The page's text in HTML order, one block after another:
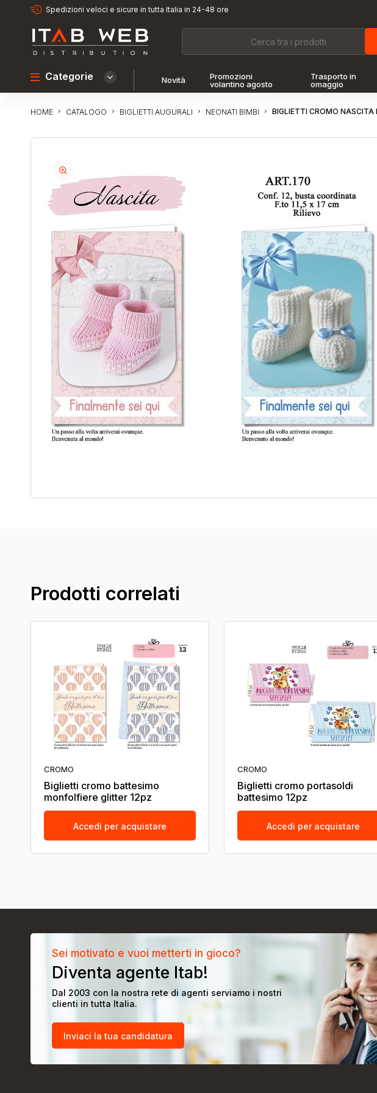
Spedizioni veloci e sicure in tutta Italia in 24-48 ore
Categorie Novità
Promozioni
volantino agosto
Trasporto in
omaggio
HOME CATALOGO BIGLIETTI AUGURALI NEONATI BIMBI BIGLIETTI CROMO NASCITA
Prodotti correlati
CROMO
Biglietti cromo battesimo
monfolfiere glitter 12pz
Accedi per acquistare
CROMO
Biglietti cromo portasoldi
battesimo 12pz
Accedi per acquistare
Sei motivato e vuoi metterti in gioco?
Diventa agente Itab!
Dal 2003 con la nostra rete di agenti serviamo i nostri
clienti in tutta Italia.
Inviaci la tua candidatura